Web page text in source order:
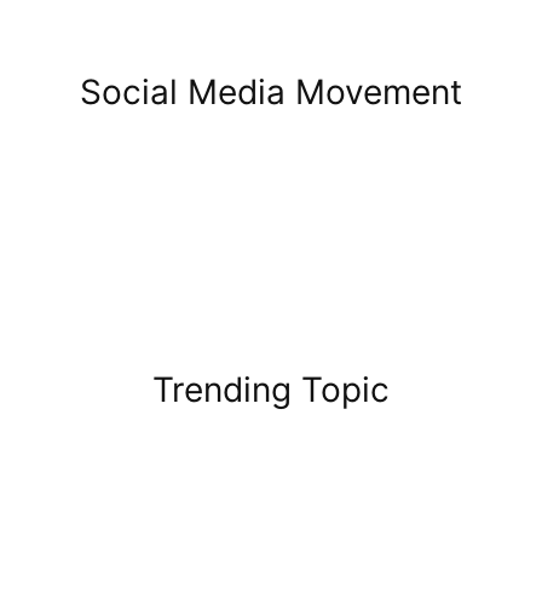
Social Media Movement
Trending Topic